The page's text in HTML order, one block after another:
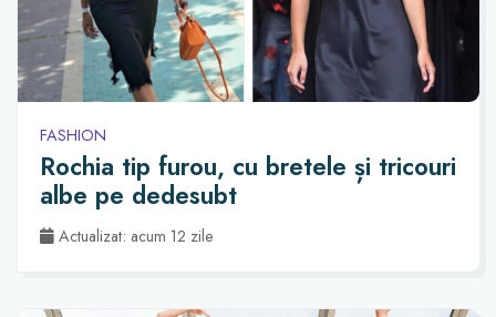
FASHION
Rochia tip furou, cu bretele și tricouri
albe pe dedesubt
Actualizat: acum 12 zile